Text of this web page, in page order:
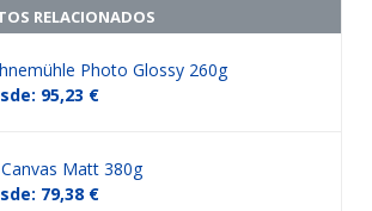
RELACIONADOS
Photo Glossy 260g
95,23 €
Canvas Matt 380g
79,38 €